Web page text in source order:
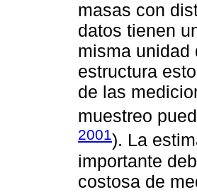
masas con
datos tienen
misma unidad
estructura
de las
muestreo
2001). La
importante
costosa de